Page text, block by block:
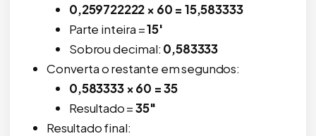
0,259722222 × 60 = 15,583333
Parte inteira =15'
Sobrou decimal: 0,583333
Converta o restante em segundos:
0,583333 × 60 = 35
Resultado =35"
Resultado final: